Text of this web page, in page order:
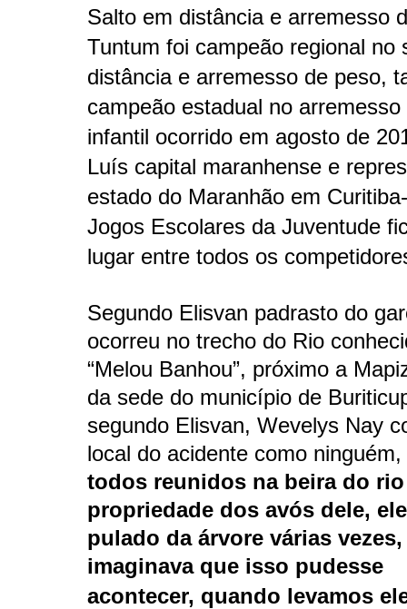
Salto em distância e arremesso
Tuntum foi campeão regional no
distância e arremesso de peso,
campeão estadual no arremesso
infantil ocorrido em agosto de
Luís capital maranhense e
estado do Maranhão em
Jogos Escolares da Juventude
lugar entre todos os
Segundo Elisvan padrasto do
ocorreu no trecho do Rio
“Melou Banhou”, próximo a
da sede do município de
segundo Elisvan, Wevelys Nay
local do acidente como ninguém,
todos reunidos na beira do
propriedade dos avós dele,
pulado da árvore várias
imaginava que isso pudesse
acontecer, quando levamos